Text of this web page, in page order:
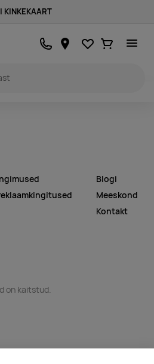
KINKEKAART
Lemmikud
Ostukorv
Blogi
Meeskond
Kontakt
on kaitstud.